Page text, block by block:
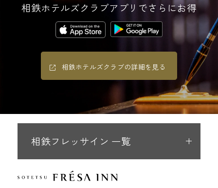
相鉄ホテルズクラブアプリでさらにお得
相鉄ホテルズクラブの詳細を見る
相鉄フレッサイン 一覧